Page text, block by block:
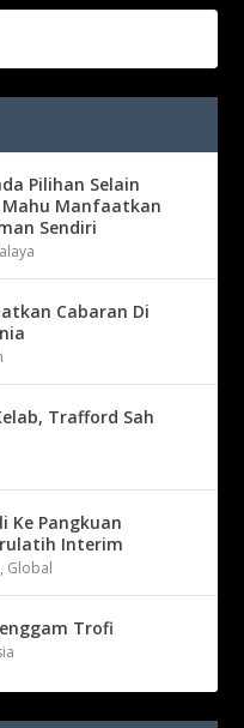
Pilihan Selain
Mahu Manfaatkan
Sendiri
Cabaran Di
Trafford Sah
Ke Pangkuan
Interim
, Global
Trofi